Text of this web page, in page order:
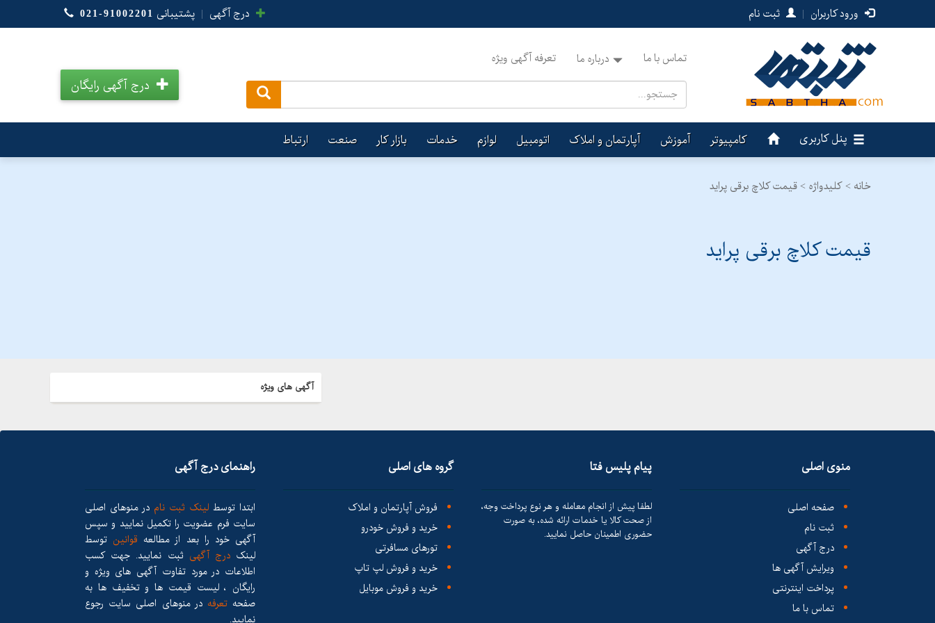
ورود کاربران | ثبت نام درج آگهی | پشتیبانی 021-91002201
تماس با ما درباره ما تعرفه آگهی ویژه
درج آگهی رایگان
پنل کاربری کامپیوتر آموزش آپارتمان و املاک اتومبیل لوازم خدمات بازار کار صنعت ارتباط
خانه > کلیدواژه > قیمت کلاچ برقی پراید
قیمت کلاچ برقی پراید
آگهی های ویژه
منوی اصلی
صفحه اصلی
ثبت نام
درج آگهی
ویرایش آگهی ها
پرداخت اینترنتی
تماس با ما
پیام پلیس فتا
لطفا پیش از انجام معامله و هر نوع پرداخت وجه،
از صحت کالا یا خدمات ارائه شده، به صورت
حضوری اطمینان حاصل نمایید.
گروه های اصلی
فروش آپارتمان و املاک
خرید و فروش خودرو
تورهای مسافرتی
خرید و فروش لپ تاپ
خرید و فروش موبایل
راهنمای درج آگهی
ابتدا توسط لینک ثبت نام در منوهای اصلی
سایت فرم عضویت را تکمیل نمایید و سپس
آگهی خود را بعد از مطالعه قوانین توسط
لینکدرج آگهی ثبت نمایید. جهت کسب
اطلاعات در مورد تفاوت آگهی های ویژه و
رایگان ، لیست قیمت ها و تخفیف ها به
صفحه تعرفهدر منوهای اصلی سایت رجوع
نمایید.